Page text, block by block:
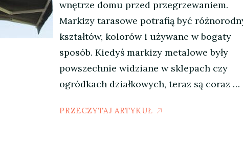
wnętrze domu przed przegrzewaniem.
Markizy tarasowe potrafią być
kształtów, kolorów i używane w bogaty
sposób. Kiedyś markizy metalowe były
powszechnie widziane w sklepach czy
ogródkach działkowych, teraz są coraz …
PRZECZYTAJ ARTYKUŁ